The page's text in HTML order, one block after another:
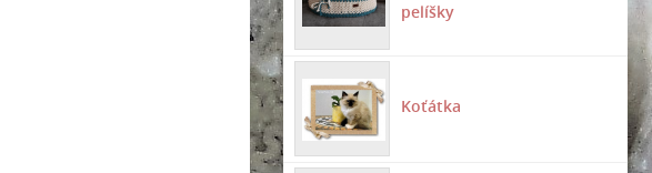
pelíšky
Koťátka